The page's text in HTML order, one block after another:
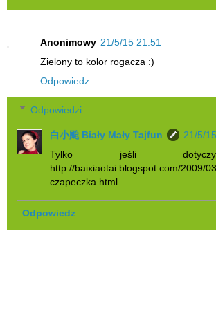
Anonimowy 21/5/15 21:51
Zielony to kolor rogacza :)
Odpowiedz
Odpowiedzi
白小颱 Biały Mały Tajfun
21/5/
Tylko jeśli
http://baixiaotai.blogspot.com/2009/
czapeczka.html
Odpowiedz